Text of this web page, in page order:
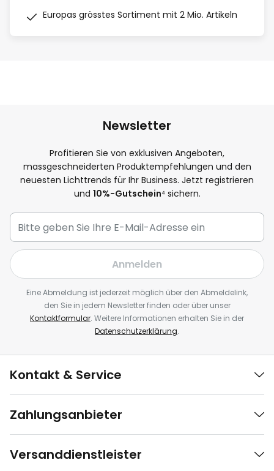
Europas grösstes Sortiment mit 2 Mio. Artikeln
Newsletter
Profitieren Sie von exklusiven Angeboten,
massgeschneiderten Produktempfehlungen und den
neuesten Lichttrends für Ihr Business. Jetzt registrieren
und 10%-Gutschein⁴ sichern.
Anmelden
Eine Abmeldung ist jederzeit möglich über den Abmeldelink,
den Sie in jedem Newsletter finden oder über unser
Kontaktformular. Weitere Informationen erhalten Sie in der
Datenschutzerklärung.
Kontakt & Service
Zahlungsanbieter
Versanddienstleister